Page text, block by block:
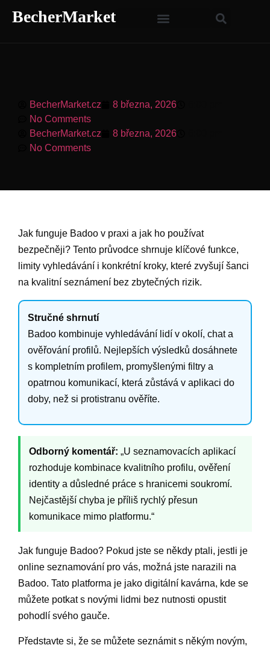
BecherMarket
BecherMarket.cz 8 března, 2026
No Comments
BecherMarket.cz
8 března, 2026
No Comments
Jak funguje Badoo v praxi a jak ho používat
bezpečněji? Tento průvodce shrnuje klíčové funkce,
limity vyhledávání i konkrétní kroky, které zvyšují šanci
na kvalitní seznámení bez zbytečných rizik.
Stručné shrnutí
Badoo kombinuje vyhledávání lidí v okolí, chat a
ověřování profilů. Nejlepších výsledků dosáhnete
s kompletním profilem, promyšlenými filtry a
opatrnou komunikací, která zůstává v aplikaci do
doby, než si protistranu ověříte.
Odborný komentář: „U seznamovacích aplikací
rozhoduje kombinace kvalitního profilu, ověření
identity a důsledné práce s hranicemi soukromí.
Nejčastější chyba je příliš rychlý přesun
komunikace mimo platformu.“
Jak funguje Badoo? Pokud jste se někdy ptali, jestli je
online seznamování pro vás, možná jste narazili na
Badoo. Tato platforma je jako digitální kavárna, kde se
můžete potkat s novými lidmi bez nutnosti opustit
pohodlí svého gauče.
Představte si, že se můžete seznámit s někým novým,